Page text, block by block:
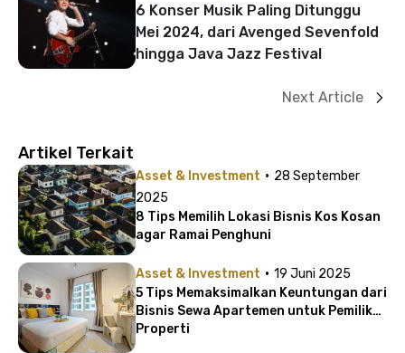
6 Konser Musik Paling Ditunggu
Mei 2024, dari Avenged Sevenfold
hingga Java Jazz Festival
Next Article
Artikel Terkait
Asset & Investment · 28 September
2025
8 Tips Memilih Lokasi Bisnis Kos Kosan
agar Ramai Penghuni
Asset & Investment · 19 Juni 2025
5 Tips Memaksimalkan Keuntungan dari
Bisnis Sewa Apartemen untuk Pemilik
Properti